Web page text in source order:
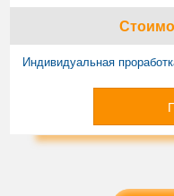
Индивидуальная